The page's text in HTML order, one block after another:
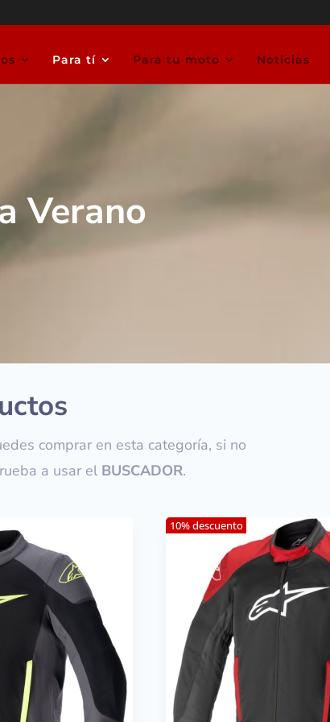
Para tí Para tu moto Noticias
Verano
comprar en esta categoría, si no
a usar el BUSCADOR.
10% descuento